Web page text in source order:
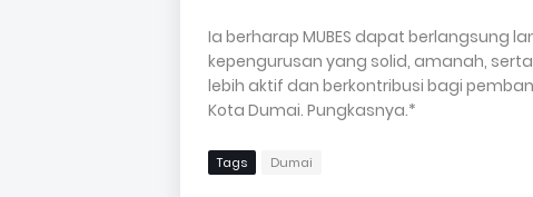
Ia berharap MUBES dapat berlangsung
kepengurusan yang solid, amanah,
lebih aktif dan berkontribusi bagi
Kota Dumai. Pungkasnya.*
Tags Dumai